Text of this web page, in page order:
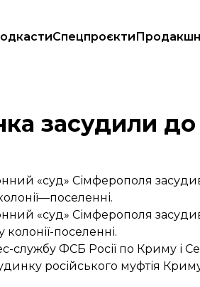
СпецпроєктиПродакшн
засудили до
«суд» Сімферополя
«суд» Сімферополя
поселенні.
службу ФСБ Росії по Криму і
російського муфтія